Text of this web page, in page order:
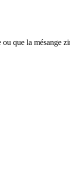
que la mésange